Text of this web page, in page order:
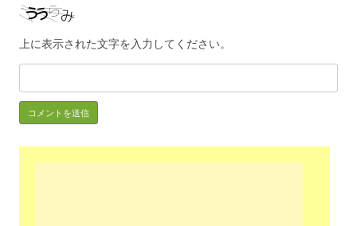
上に表示された文字を入力してください。